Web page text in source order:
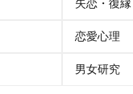
失恋・復縁
恋愛心理
男女研究